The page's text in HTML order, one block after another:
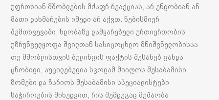
უფრთხიან მშობლების მძაფრ რეაქციას, არ ენდობიან ან
მათი დახმარების იმედი არ აქვთ. ნებისმიერ
შემთხვევაში, ნდობაზე დამყარებული ურთიერთობის
უზრუნველყოფა შვილთან სასიცოცხლო მნიშვნელობისაა.
თუ მშობლისთვის ბულინგის ფაქტის შესახებ გახდა
ცნობილი, აუცილებელია სკოლამ მიიღოს შესაბამისი
ზომები და ჩარიოს შესაბამისი სპეციალისტები
საჭიროების მიხედვით, რის შემდეგაც მუშაობა